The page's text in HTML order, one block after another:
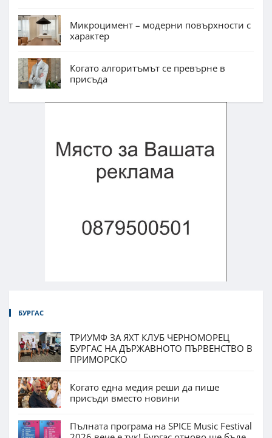
Микроцимент – модерни повърхности с
характер
Когато алгоритъмът се превърне в
присъда
БУРГАС
ТРИУМФ ЗА ЯХТ КЛУБ ЧЕРНОМОРЕЦ
БУРГАС НА ДЪРЖАВНОТО ПЪРВЕНСТВО В
ПРИМОРСКО
Когато една медия реши да пише
присъди вместо новини
Пълната програма на SPICE Music Festival